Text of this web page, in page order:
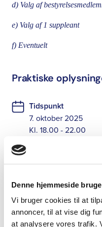
Denne hjemmeside
Vi bruger cookies til at
annoncer, til at vise dig
at analysere vores trafik.
d) Valg af
e) Valg af 1 suppleant
f) Eventuelt
Praktiske
Tidspunkt
7. oktober 2025
Kl. 18.00 - 22.00
Falkevej 1
Tilmeldingsfrist